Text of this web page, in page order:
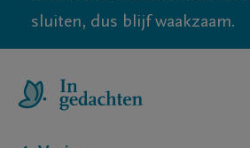
sluiten, dus blijf waakzaam.